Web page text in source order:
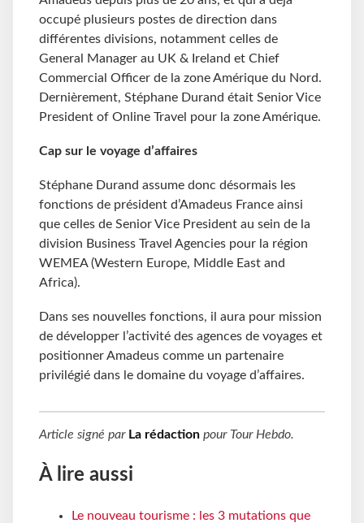
occupé plusieurs postes de direction dans
différentes divisions, notamment celles de
General Manager au UK & Ireland et Chief
Commercial Officer de la zone Amérique du Nord.
Dernièrement, Stéphane Durand était Senior Vice
President of Online Travel pour la zone Amérique.
Cap sur le voyage d’affaires
Stéphane Durand assume donc désormais les
fonctions de président d’Amadeus France ainsi
que celles de Senior Vice President au sein de la
division Business Travel Agencies pour la région
WEMEA (Western Europe, Middle East and
Africa).
Dans ses nouvelles fonctions, il aura pour mission
de développer l’activité des agences de voyages et
positionner Amadeus comme un partenaire
privilégié dans le domaine du voyage d’affaires.
Article signé par La rédaction pour Tour Hebdo.
À lire aussi
Le nouveau tourisme : les 3 mutations que